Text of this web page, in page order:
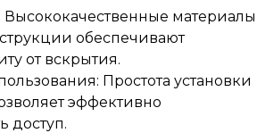
Высококачественные материалы
обеспечивают
от вскрытия.
Простота установки
эффективно
доступ.